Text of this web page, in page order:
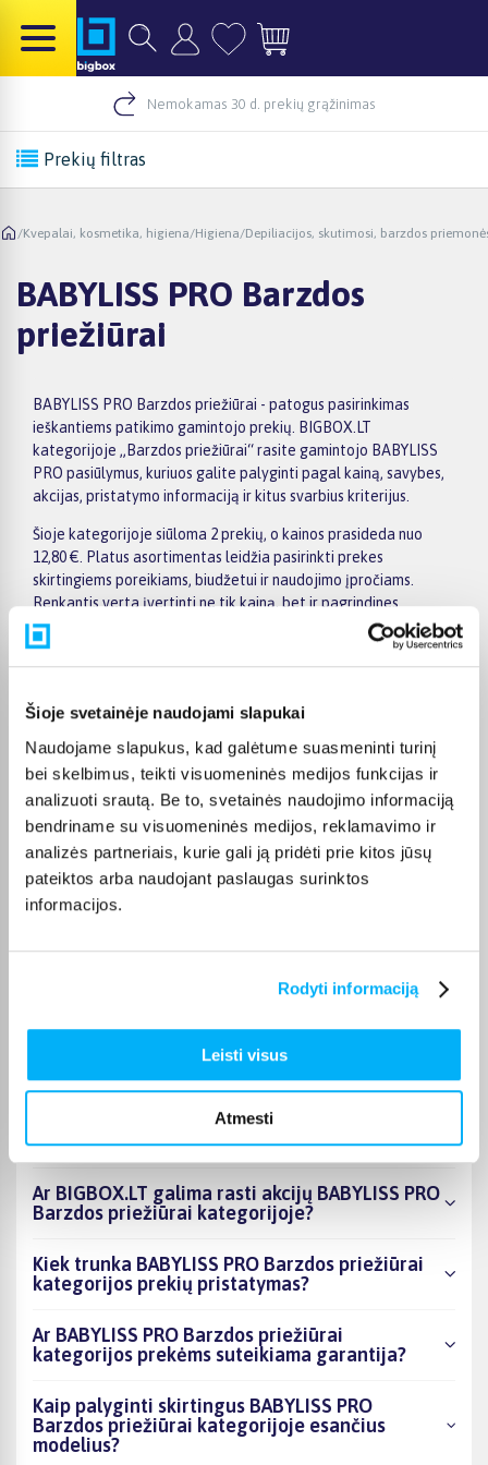
Šioje svetainėje naudojami slapukai
Naudojame slapukus, kad galėtume suasmeninti turinį
bei skelbimus, teikti visuomeninės medijos funkcijas ir
analizuoti srautą. Be to, svetainės naudojimo informaciją
bendriname su visuomeninės medijos, reklamavimo ir
analizės partneriais, kurie gali ją pridėti prie kitos jūsų
pateiktos arba naudojant paslaugas surinktos
informacijos.
Rodyti informaciją
Leisti visus
Atmesti
Nemokamas 30 d. prekių grąžinimas
Prekių filtras
/Kvepalai, kosmetika, higiena/Higiena/Depiliacijos, skutimosi, barzdos
BABYLISS PRO Barzdos
priežiūrai
BABYLISS PRO Barzdos priežiūrai - patogus pasirinkimas
ieškantiems patikimo gamintojo prekių. BIGBOX.LT
kategorijoje „Barzdos priežiūrai“ rasite gamintojo BABYLISS
PRO pasiūlymus, kuriuos galite palyginti pagal kainą, savybes,
akcijas, pristatymo informaciją ir kitus svarbius kriterijus.
Šioje kategorijoje siūloma 2 prekių, o kainos prasideda nuo
12,80 €. Platus asortimentas leidžia pasirinkti prekes
skirtingiems poreikiams, biudžetui ir naudojimo įpročiams.
Renkantis verta įvertinti ne tik kainą, bet ir pagrindines
savybes, funkcionalumą, komplektaciją, garantijos sąlygas bei
taikomus specialius pasiūlymus.
pasiūlymus ir patogiai palyginti BABYLISS PRO prekes
pristatymo informaciją ir prekės aprašymą, kad galėtumėte
priimti patogų ir apgalvotą sprendimą.
Palyginkite BABYLISS PRO prekes BIGBOX.LT ir išsirinkite
DUK
kategorijoje esantys produktai šiuo metu
priežiūrai kategorijos asortimente ir kokia
žemiausia kaina?
Ar BIGBOX.LT galima rasti akcijų BABYLISS PRO
Barzdos priežiūrai kategorijoje?
Kiek trunka BABYLISS PRO Barzdos priežiūrai
kategorijos prekių pristatymas?
Ar BABYLISS PRO Barzdos priežiūrai
kategorijos prekėms suteikiama garantija?
Kaip palyginti skirtingus BABYLISS PRO
Barzdos priežiūrai kategorijoje esančius
modelius?